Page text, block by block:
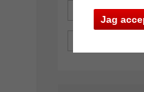
Jag
Märke